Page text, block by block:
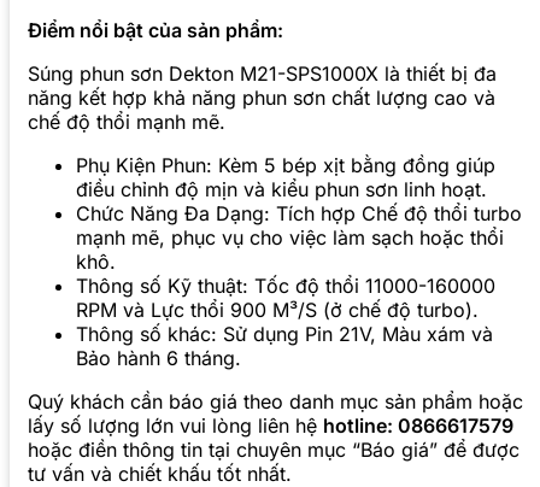
Điểm nổi bật của sản phẩm:
Súng phun sơn Dekton M21-SPS1000X là thiết bị đa
năng kết hợp khả năng phun sơn chất lượng cao và
chế độ thổi mạnh mẽ.
Phụ Kiện Phun: Kèm 5 bép xịt bằng đồng giúp
điều chỉnh độ mịn và kiểu phun sơn linh hoạt.
Chức Năng Đa Dạng: Tích hợp Chế độ thổi turbo
mạnh mẽ, phục vụ cho việc làm sạch hoặc thổi
khô.
Thông số Kỹ thuật: Tốc độ thổi 11000-160000
RPM và Lực thổi 900 M³/S (ở chế độ turbo).
Thông số khác: Sử dụng Pin 21V, Màu xám và
Bảo hành 6 tháng.
Quý khách cần báo giá theo danh mục sản phẩm hoặc
lấy số lượng lớn vui lòng liên hệ hotline: 0866617579
hoặc điền thông tin tại chuyên mục “Báo giá” để được
tư vấn và chiết khấu tốt nhất.